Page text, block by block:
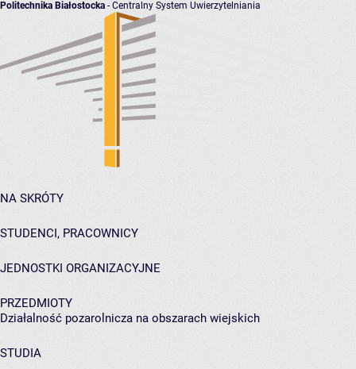
Politechnika Białostocka - Centralny System Uwierzytelniania
NA SKRÓTY
STUDENCI, PRACOWNICY
JEDNOSTKI ORGANIZACYJNE
PRZEDMIOTY
Działalność pozarolnicza na obszarach wiejskich
STUDIA